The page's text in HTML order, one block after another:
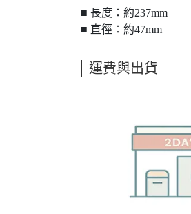
■ 長度：約237mm
■ 直徑：約47mm
運費與出貨